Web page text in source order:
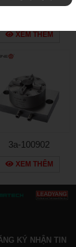
XEM THÊM
3a-100902
XEM THÊM
KÝ NHẬN TIN